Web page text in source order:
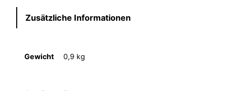
ü
g
l
l
Zusätzliche Informationen
Gewicht 0,9 kg